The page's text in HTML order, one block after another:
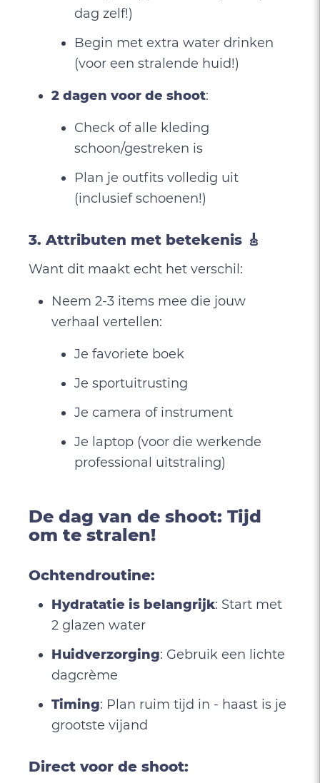
dag zelf!)
Begin met extra water drinken
(voor een stralende huid!)
2 dagen voor de shoot:
Check of alle kleding
schoon/gestreken is
Plan je outfits volledig uit
(inclusief schoenen!)
3. Attributen met betekenis 🎸
Want dit maakt echt het verschil:
Neem 2-3 items mee die jouw
verhaal vertellen:
Je favoriete boek
Je sportuitrusting
Je camera of instrument
Je laptop (voor die werkende
professional uitstraling)
De dag van de shoot: Tijd
om te stralen!
Ochtendroutine:
Hydratatie is belangrijk: Start met
2 glazen water
Huidverzorging: Gebruik een lichte
dagcrème
Timing: Plan ruim tijd in - haast is je
grootste vijand
Direct voor de shoot: